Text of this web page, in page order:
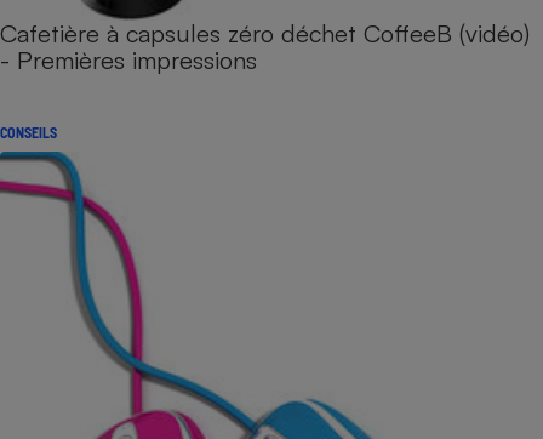
Cafetière à capsules zéro déchet CoffeeB (vidéo)
- Premières impressions
CONSEILS